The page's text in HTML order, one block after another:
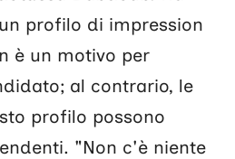
profilo di impression
è un motivo per
al contrario, le
profilo possono
"Non c'è niente